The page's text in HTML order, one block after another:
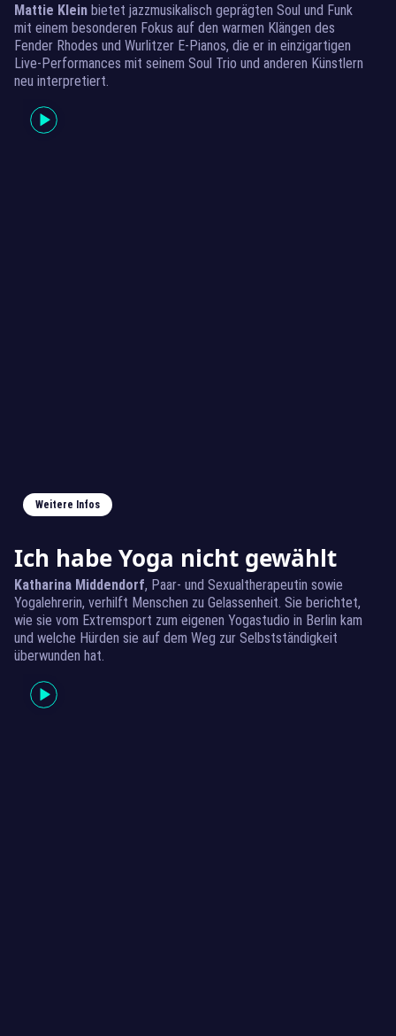
Mattie Klein bietet jazzmusikalisch geprägten Soul und Funk
mit einem besonderen Fokus auf den warmen Klängen des
Fender Rhodes und Wurlitzer E-Pianos, die er in einzigartigen
Live-Performances mit seinem Soul Trio und anderen Künstlern
neu interpretiert.
Weitere Infos
Ich habe Yoga nicht gewählt
Katharina Middendorf, Paar- und Sexualtherapeutin sowie
Yogalehrerin, verhilft Menschen zu Gelassenheit. Sie berichtet,
wie sie vom Extremsport zum eigenen Yogastudio in Berlin kam
und welche Hürden sie auf dem Weg zur Selbstständigkeit
überwunden hat.